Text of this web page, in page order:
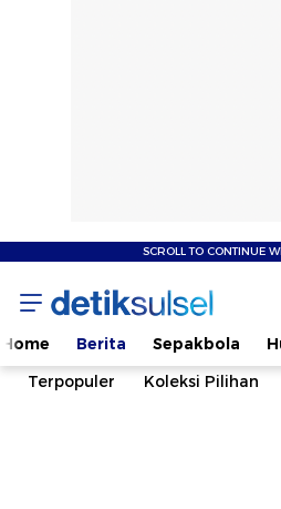
SCROLL TO CONTINUE
Home Berita Sepakbola
Terpopuler
Koleksi Pilihan